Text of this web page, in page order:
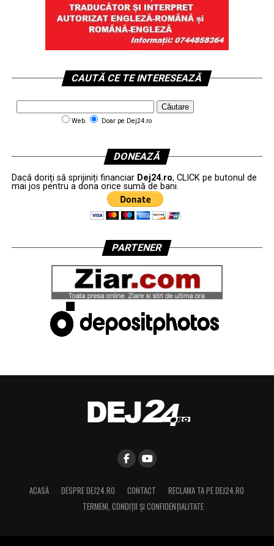
CAUTĂ CE TE INTERESEAZĂ
Web Doar pe Dej24.ro
DONEAZĂ
Dacă doriți să sprijiniți financiar Dej24.ro, CLICK pe butonul de
mai jos pentru a dona orice sumă de bani.
PARTENER
ACASĂ DESPRE DEJ24.RO CONTACT
RECLAMA TA PE DEJ24.RO
TERMENI, CONDIŢII ȘI CONFIDENȚIALITATE